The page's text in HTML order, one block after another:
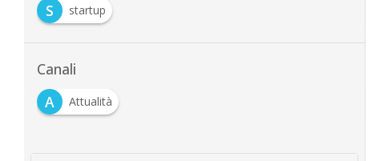
S
startup
Canali
A
Attualità